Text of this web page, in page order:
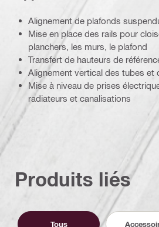
Alignement de plafonds
Mise en place des rails pour
planchers, les murs, le plafond
Transfert de hauteurs de
Alignement vertical des tubes et
Mise à niveau de prises
radiateurs et canalisations
Produits liés
Tous